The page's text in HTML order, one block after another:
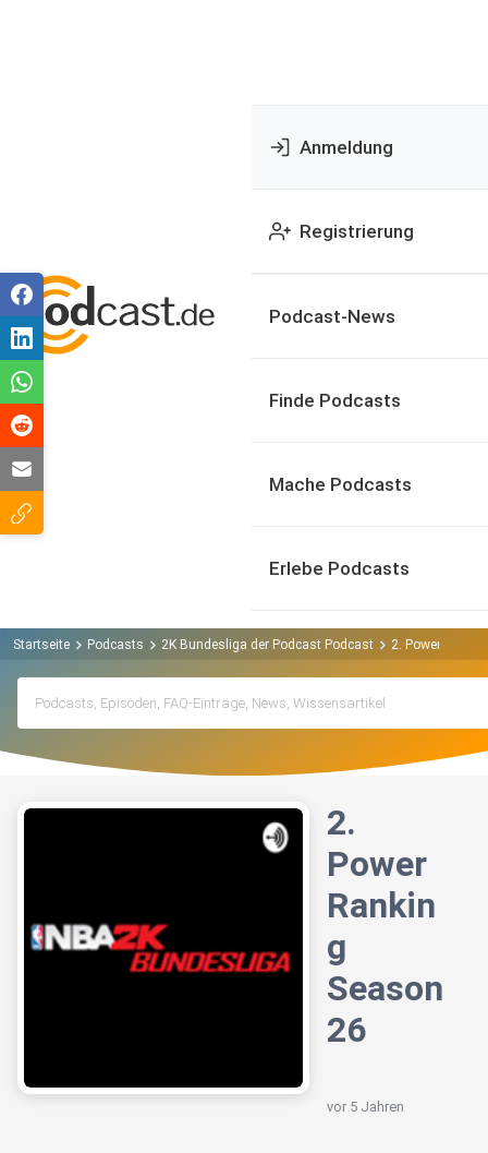
Anmeldung
Registrierung
Podcast-News
Finde Podcasts
Mache Podcasts
Erlebe Podcasts
Startseite Podcasts 2K Bundesliga der Podcast Podcast 2. Power
2.
Power
Rankin
g
Season
26
vor 5 Jahren